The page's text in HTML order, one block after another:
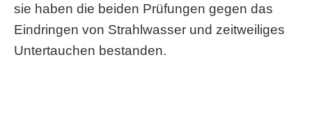
sie haben die beiden Prüfungen gegen das
Eindringen von Strahlwasser und zeitweiliges
Untertauchen bestanden.